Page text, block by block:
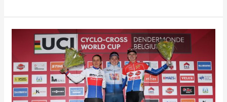
Kristýna
Zemanová
stříbro
na
světovém